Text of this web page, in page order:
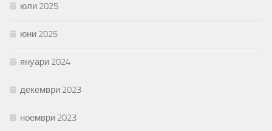
юли 2025
юни 2025
януари 2024
декември 2023
ноември 2023